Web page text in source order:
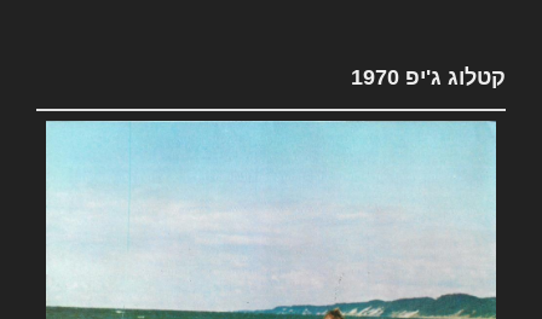
קטלוג ג'יפ 1970